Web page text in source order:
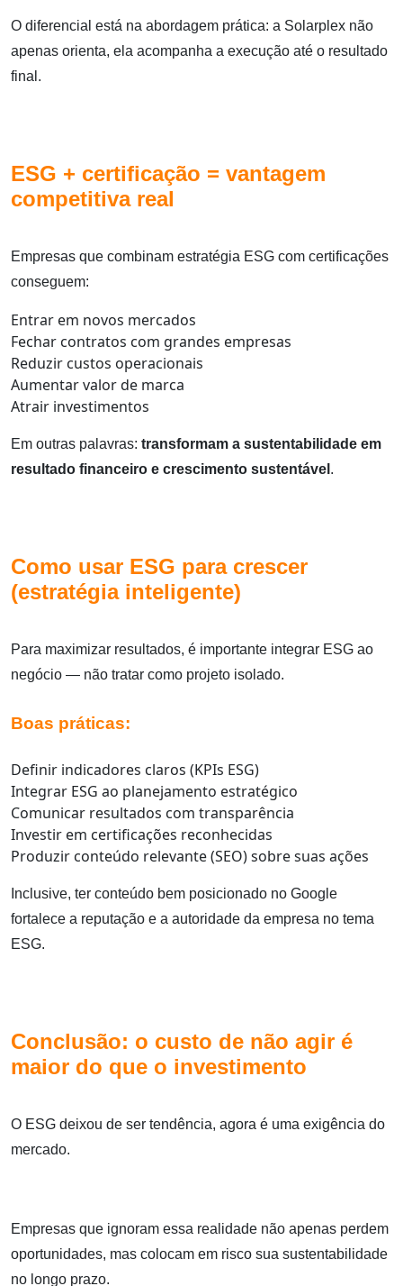
O diferencial está na abordagem prática: a Solarplex não
apenas orienta, ela acompanha a execução até o resultado
final.
ESG + certificação = vantagem
competitiva real
Empresas que combinam estratégia ESG com certificações
conseguem:
Entrar em novos mercados
Fechar contratos com grandes empresas
Reduzir custos operacionais
Aumentar valor de marca
Atrair investimentos
Em outras palavras: transformam a sustentabilidade em
resultado financeiro e crescimento sustentável .
Como usar ESG para crescer
(estratégia inteligente)
Para maximizar resultados, é importante integrar ESG ao
negócio — não tratar como projeto isolado.
Boas práticas:
Definir indicadores claros (KPIs ESG)
Integrar ESG ao planejamento estratégico
Comunicar resultados com transparência
Investir em certificações reconhecidas
Produzir conteúdo relevante (SEO) sobre suas ações
Inclusive, ter conteúdo bem posicionado no Google
fortalece a reputação e a autoridade da empresa no tema
ESG.
Conclusão: o custo de não agir é
maior do que o investimento
O ESG deixou de ser tendência, agora é uma exigência do
mercado.
Empresas que ignoram essa realidade não apenas perdem
oportunidades, mas colocam em risco sua sustentabilidade
no longo prazo.